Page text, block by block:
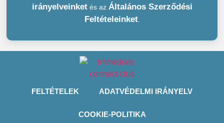
irányelveinketés az Általános Szerződési
Feltételeinket.
FELTÉTELEK ADATVÉDELMI IRÁNYELV
COOKIE-POLITIKA